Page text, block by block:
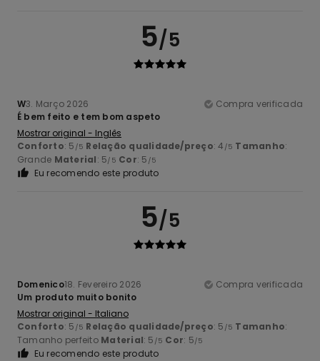
5/5
W3. Março 2026
Compra verificada
É bem feito e tem bom aspeto
Mostrar original - Inglês
Conforto: 5 /5 Relação qualidade/preço: 4 /5 Tamanho:
Grande Material: 5/5 Cor: 5 /5
Eu recomendo este produto
5/5
Domenico18. Fevereiro 2026
Compra verificada
Um produto muito bonito
Mostrar original - Italiano
Conforto: 5 /5 Relação qualidade/preço: 5 /5 Tamanho:
Tamanho perfeito Material: 5 /5 Cor: 5/5
Eu recomendo este produto